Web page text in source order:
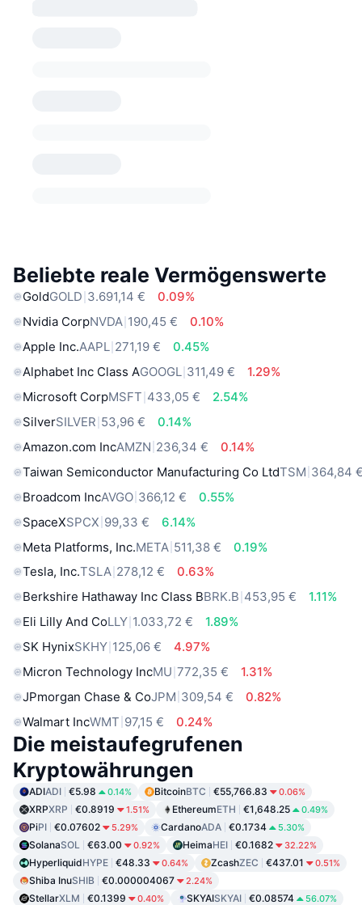
Beliebte reale Vermögenswerte
GoldGOLD 3.691,14 €
0.09%
Nvidia CorpNVDA 190,45 €
0.10%
Apple Inc.AAPL 271,19 €
0.45%
Alphabet Inc Class AGOOGL 311,49 €
1.29%
Microsoft CorpMSFT 433,05 €
2.54%
SilverSILVER 53,96 €
0.14%
Amazon.com IncAMZN 236,34 €
0.14%
Taiwan Semiconductor Manufacturing Co LtdTSM 364,84
Broadcom IncAVGO 366,12 €
0.55%
SpaceXSPCX 99,33 €
6.14%
Meta Platforms, Inc.META 511,38 €
0.19%
Tesla, Inc.TSLA 278,12 €
0.63%
Berkshire Hathaway Inc Class BBRK.B 453,95 €
1.11%
Eli Lilly And CoLLY 1.033,72 €
1.89%
SK HynixSKHY 125,06 €
4.97%
Micron Technology IncMU 772,35 €
1.31%
JPmorgan Chase & CoJPM 309,54 €
0.82%
Walmart IncWMT 97,15 € 0.24%
Die meistaufegrufenen
Kryptowährungen
ADIADI €5.98 0.14% BitcoinBTC €55,766.83 0.06%
XRPXRP €0.8919 1.51% EthereumETH €1,648.25 0.49%
PiPI €0.07602 5.29% CardanoADA €0.1734 5.30%
SolanaSOL €63.00 0.92% HeimaHEI €0.1682 32.22%
HyperliquidHYPE €48.33 0.64% ZcashZEC €437.01 0.51%
Shiba InuSHIB €0.000004067 2.24%
StellarXLM €0.1399 0.40% SKYAISKYAI €0.08574 56.07%